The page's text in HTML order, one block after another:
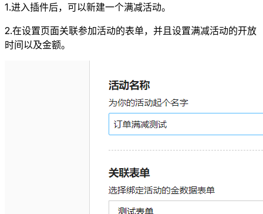
1.进入插件后，可以新建一个满减活动。
2.在设置页面关联参加活动的表单，并且设置满减活动的开放
时间以及金额。